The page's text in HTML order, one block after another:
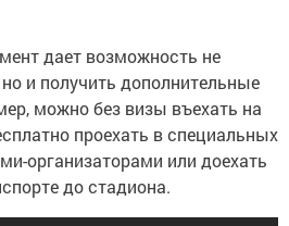
дает возможность не
и получить дополнительные
можно без визы въехать на
проехать в специальных
организаторами или доехать
до стадиона.